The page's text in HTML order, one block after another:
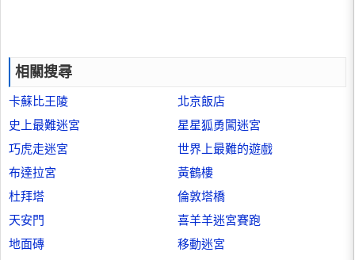
相關搜尋
卡蘇比王陵
北京飯店
史上最難迷宮
星星狐勇闖迷宮
巧虎走迷宮
世界上最難的遊戲
布達拉宮
黃鶴樓
杜拜塔
倫敦塔橋
天安門
喜羊羊迷宮賽跑
地面磚
移動迷宮